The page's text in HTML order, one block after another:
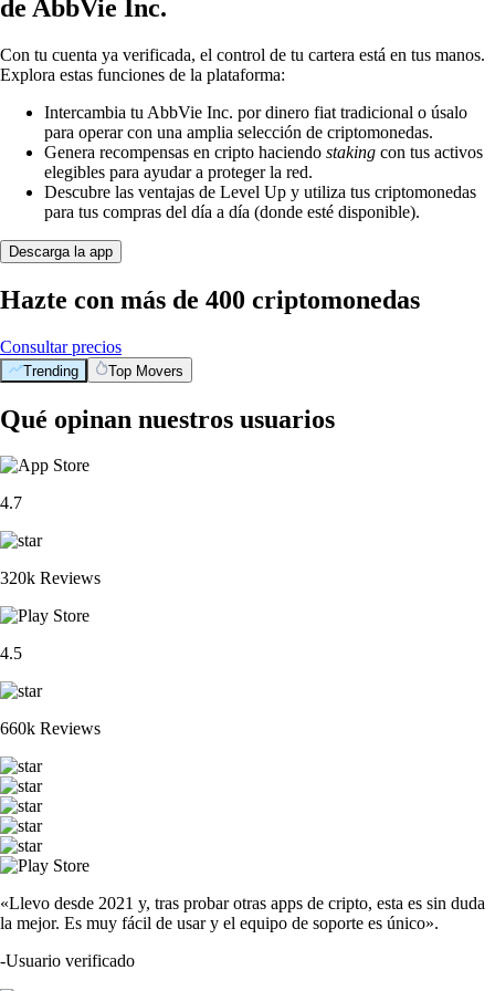
de AbbVie Inc.
Con tu cuenta ya verificada, el control de tu cartera está en tus manos.
Explora estas funciones de la plataforma:
Intercambia tu AbbVie Inc. por dinero fiat tradicional o úsalo
para operar con una amplia selección de criptomonedas.
Genera recompensas en cripto haciendo staking con tus activos
elegibles para ayudar a proteger la red.
Descubre las ventajas de Level Up y utiliza tus criptomonedas
para tus compras del día a día (donde esté disponible).
Descarga la app
Hazte con más de 400 criptomonedas
Consultar precios
Trending Top Movers
Qué opinan nuestros usuarios
4.7
320k Reviews
4.5
660k Reviews
«Llevo desde 2021 y, tras probar otras apps de cripto, esta es sin duda
la mejor. Es muy fácil de usar y el equipo de soporte es único».
-Usuario verificado